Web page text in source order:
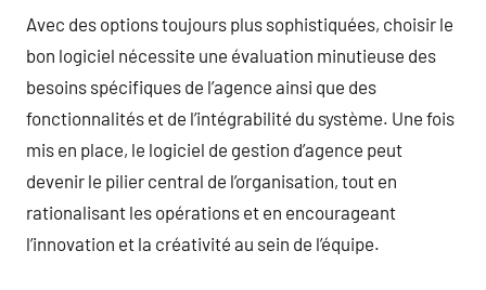
Avec des options toujours plus sophistiquées, choisir le
bon logiciel nécessite une évaluation minutieuse des
besoins spécifiques de l’agence ainsi que des
fonctionnalités et de l’intégrabilité du système. Une fois
mis en place, le logiciel de gestion d’agence peut
devenir le pilier central de l’organisation, tout en
rationalisant les opérations et en encourageant
l’innovation et la créativité au sein de l’équipe.